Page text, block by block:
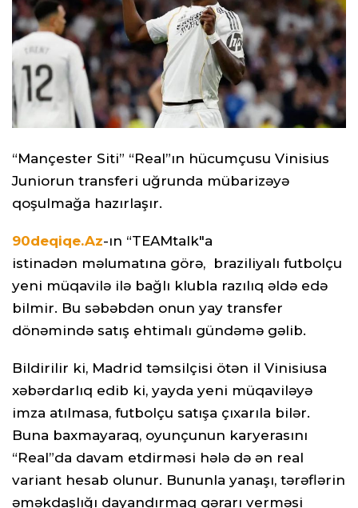
“Mançester Siti” “Real”ın hücumçusu Vinisius
Juniorun transferi uğrunda mübarizəyə
qoşulmağa hazırlaşır.
90deqiqe.Az-ın “TEAMtalk"a
istinadən məlumatına görə, braziliyalı futbolçu
yeni müqavilə ilə bağlı klubla razılıq əldə edə
bilmir. Bu səbəbdən onun yay transfer
dönəmində satış ehtimalı gündəmə gəlib.
Bildirilir ki, Madrid təmsilçisi ötən il Vinisiusa
xəbərdarlıq edib ki, yayda yeni müqaviləyə
imza atılmasa, futbolçu satışa çıxarıla bilər.
Buna baxmayaraq, oyunçunun karyerasını
“Real”da davam etdirməsi hələ də ən real
variant hesab olunur. Bununla yanaşı, tərəflərin
əməkdaşlığı dayandırmaq qərarı verməsi